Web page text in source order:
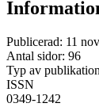
Publicerad: 11
Antal sidor: 96
Typ av
ISSN
0349-1242